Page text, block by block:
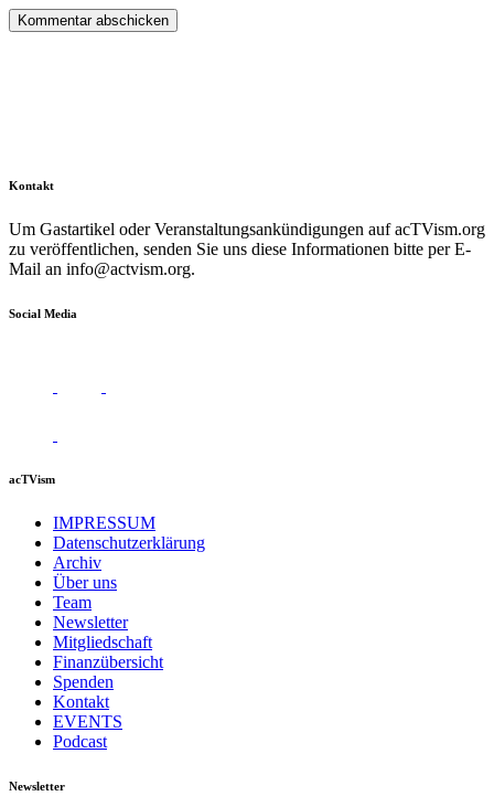
Kontakt
Um Gastartikel oder Veranstaltungsankündigungen auf acTVism.org
zu veröffentlichen, senden Sie uns diese Informationen bitte per E-
Mail an info@actvism.org.
Social Media
acTVism
IMPRESSUM
Datenschutzerklärung
Archiv
Über uns
Team
Newsletter
Mitgliedschaft
Finanzübersicht
Spenden
Kontakt
EVENTS
Podcast
Newsletter